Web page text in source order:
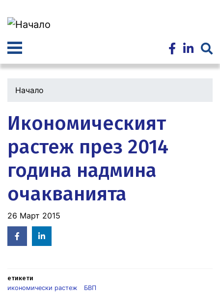
Начало
Икономическият
растеж през 2014
година надмина
очакванията
26 Март 2015
Facebook
in
етикети
икономически растеж
БВП